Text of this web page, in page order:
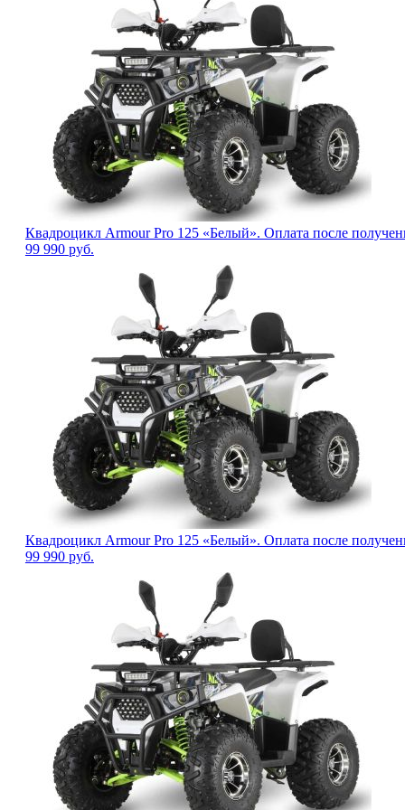
Квадроцикл Armour Pro 125 «Белый». Оплата после
99 990 руб.
Квадроцикл Armour Pro 125 «Белый». Оплата после
99 990 руб.